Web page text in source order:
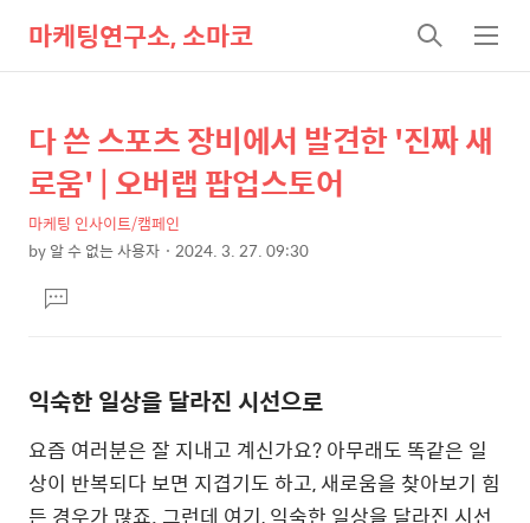
마케팅연구소, 소마코
검
색
메
뉴
상
세
컨
텐
본
제
목
다 쓴 스포츠 장비에서 발견한 '진짜 새
로움' | 오버랩 팝업스토어
마케팅 인사이트/캠페인
by알 수 없는 사용자 2024. 3. 27. 09:30
문댓
글
익숙한 일상을 달라진 시선으로
요즘 여러분은 잘 지내고 계신가요? 아무래도 똑같은 일
상이 반복되다 보면 지겹기도 하고, 새로움을 찾아보기 힘
든 경우가 많죠. 그런데 여기, 익숙한 일상을 달라진 시선